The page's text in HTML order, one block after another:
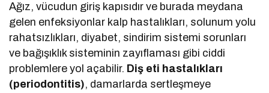
Ağız, vücudun giriş kapısıdır ve burada meydana
gelen enfeksiyonlar kalp hastalıkları, solunum yolu
rahatsızlıkları, diyabet, sindirim sistemi sorunları
ve bağışıklık sisteminin zayıflaması gibi ciddi
problemlere yol açabilir. Diş eti hastalıkları
(periodontitis), damarlarda sertleşmeye